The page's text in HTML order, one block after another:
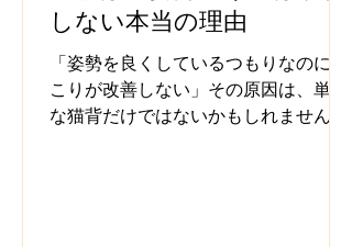
しない本当の理由
「姿勢を良くしているつもりなのに肩
こりが改善しない」その原因は、単純
な猫背だけではないかもしれません。